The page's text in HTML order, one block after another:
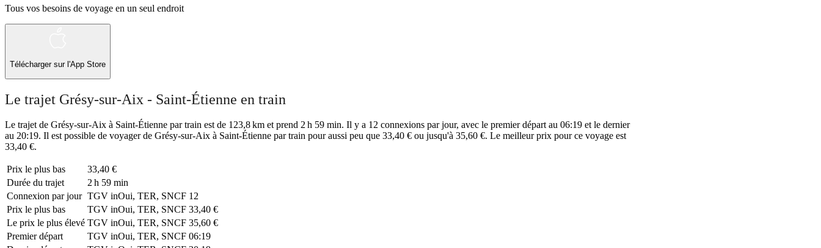
Tous vos besoins de voyage en un seul endroit
Télécharger sur l'App Store
Le trajet Grésy-sur-Aix - Saint-Étienne en train
Le trajet de Grésy-sur-Aix à Saint-Étienne par train est de 123,8 km et prend 2 h 59 min. Il y a 12 connexions par jour, avec le premier départ au 06:19 et le dernier
au 20:19. Il est possible de voyager de Grésy-sur-Aix à Saint-Étienne par train pour aussi peu que 33,40 € ou jusqu'à 35,60 €. Le meilleur prix pour ce voyage est
33,40 €.
Prix ​​le plus bas
33,40 €
Durée du trajet
2 h 59 min
Connexion par jour TGV inOui, TER, SNCF 12
Prix ​​le plus bas
TGV inOui, TER, SNCF 33,40 €
Le prix le plus élevé TGV inOui, TER, SNCF 35,60 €
Premier départ
TGV inOui, TER, SNCF 06:19